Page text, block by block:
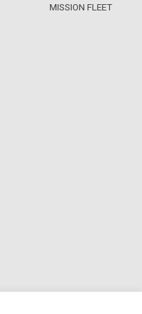
MISSION FLEET